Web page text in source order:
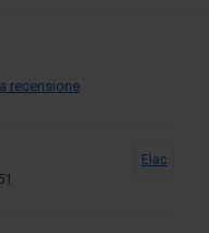
recensione
Elac